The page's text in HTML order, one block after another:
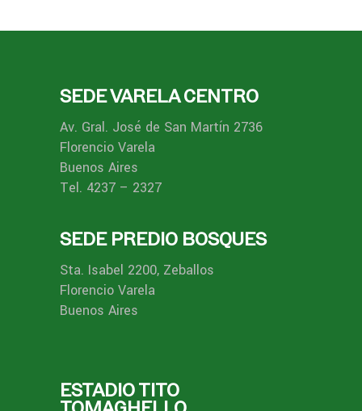
SEDE VARELA CENTRO
Av. Gral. José de San Martín 2736
Florencio Varela
Buenos Aires
Tel. 4237 – 2327
SEDE PREDIO BOSQUES
Sta. Isabel 2200, Zeballos
Florencio Varela
Buenos Aires
ESTADIO TITO